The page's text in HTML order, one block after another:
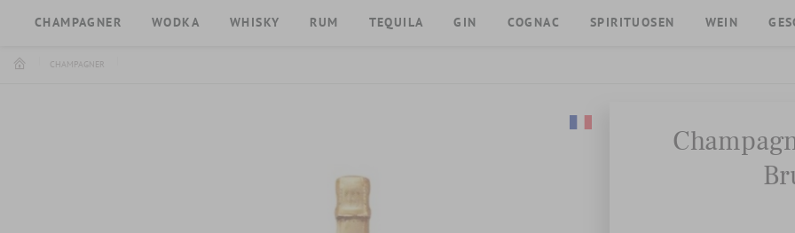
CHAMPAGNER WODKA WHISKY RUM TEQUILA GIN COGNAC SPIRITUOSEN WEIN
CHAMPAGNER